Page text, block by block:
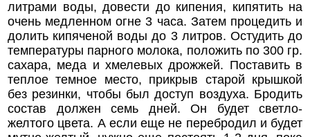
литрами воды, довести до кипения, кипятить на
очень медленном огне 3 часа. Затем процедить и
долить кипяченой воды до 3 литров. Остудить до
температуры парного молока, положить по 300 гр.
сахара, меда и хмелевых дрожжей. Поставить в
теплое темное место, прикрыв старой крышкой
без резинки, чтобы был доступ воздуха. Бродить
состав должен семь дней. Он будет светло-
желтого цвета. А если еще не перебродил и будет